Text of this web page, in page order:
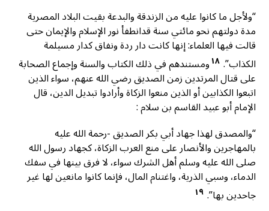
“ولأجل ما كانوا عليه من الزندقة والبدعة بقيت البلاد المصرية
مدة دولتهم نحو مائتي سنة قدانطفأ نور الإسلام والإيمان حتى
قالت فيها العلماء: إنها كانت دار ردة ونفاق کدار مسيلمة
الكذاب”. ١٨ومستندهم في ذلك الكتاب والسنة وإجماع الصحابة
على قتال المرتدين زمن الصديق رضي الله عنهم، سواء الذين
اتبعوا الكذابين أو الذين منعوا الزكاة وأرادوا تبديل الدين، قال
الإمام أبو عبيد القاسم بن سلام :
“والمصدق لهذا جهاد أبي بكر الصديق -رحمة الله عليه
بالمهاجرين والأنصار على منع العرب الزكاة، كجهاد رسول الله
صلى الله عليه وسلم أهل الشرك سواء، لا فرق بينها في سفك
الدماء، وسبي الذرية، واغتنام المال، فإنما كانوا مانعين لها غير
جاحدين بها”. ١٩